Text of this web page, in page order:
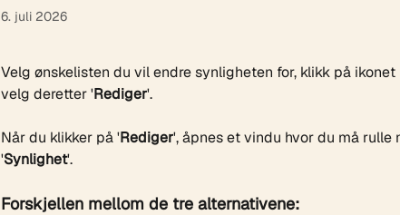
6. juli 2026
Velg ønskelisten du vil endre synligheten for, klikk på
velg deretter 'Rediger'.
Når du klikker på 'Rediger', åpnes et vindu hvor du må
'Synlighet'.
Forskjellen mellom de tre alternativene: